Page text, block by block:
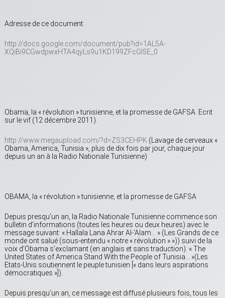
Adresse de ce document:
http://docs.google.com/document/pub?id=1AL5A-
XQiBi9CGwdpwxHTA4qyLs9u1KD199ZFcGI5E_0
Obama, la « révolution » tunisienne, et la promesse de GAFSA. Ecrit
sur le vif (12 décembre 2011).
http://www.megaupload.com/?d=ZS3CEHPK (Lavage de cerveaux «
Obama, America, Tunisia », plus de dix fois par jour, chaque jour
depuis un an à la Radio Nationale Tunisienne)
OBAMA, la « révolution » tunisienne, et la promesse de GAFSA
Depuis presqu’un an, la Radio Nationale Tunisienne commence son
bulletin d’informations (toutes les heures ou deux heures) avec le
message suivant: « Hallala Lana Ahrar Al-‘Alam… » (Les Grands de ce
monde ont salué (sous-entendu « notre « révolution » »)) suivi de la
voix d’Obama s’exclamant (en anglais et sans traduction): « The
United States of America Stand With the People of Tunisia… »(Les
Etats-Unis soutiennent le peuple tunisien [« dans leurs aspirations
démocratiques »]).
Depuis presqu’un an, ce message est diffusé plusieurs fois, tous les